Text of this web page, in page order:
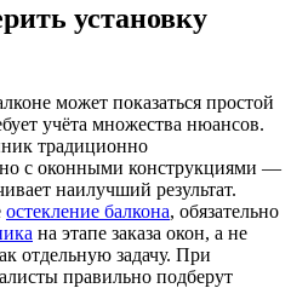
установку
может показаться простой
учёта множества нюансов.
традиционно
с оконными конструкциями —
наилучший результат.
остекление балкона, обязательно
на этапе заказа окон, а не
отдельную задачу. При
правильно подберут